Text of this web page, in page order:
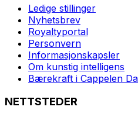
Ledige stillinger
Nyhetsbrev
Royaltyportal
Personvern
Informasjonskapsler
Om kunstig intelligens
Bærekraft i Cappelen
NETTSTEDER